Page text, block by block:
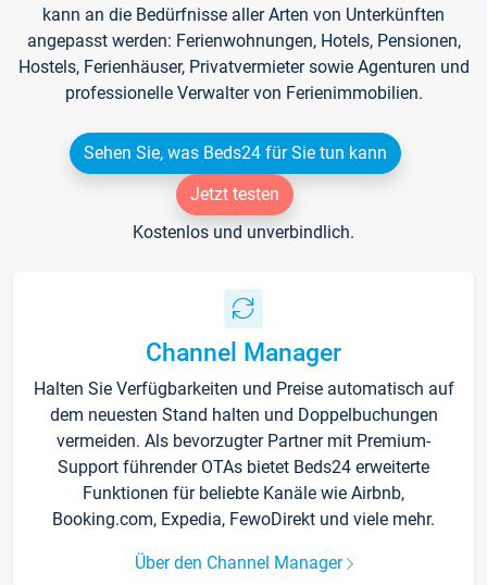
kann an die Bedürfnisse aller Arten von Unterkünften
angepasst werden: Ferienwohnungen, Hotels, Pensionen,
Hostels, Ferienhäuser, Privatvermieter sowie Agenturen und
professionelle Verwalter von Ferienimmobilien.
Sehen Sie, was Beds24 für Sie tun kann
Jetzt testen
Kostenlos und unverbindlich.
Channel Manager
Halten Sie Verfügbarkeiten und Preise automatisch auf
dem neuesten Stand halten und Doppelbuchungen
vermeiden. Als bevorzugter Partner mit Premium-
Support führender OTAs bietet Beds24 erweiterte
Funktionen für beliebte Kanäle wie Airbnb,
Booking.com, Expedia, FewoDirekt und viele mehr.
Über den Channel Manager